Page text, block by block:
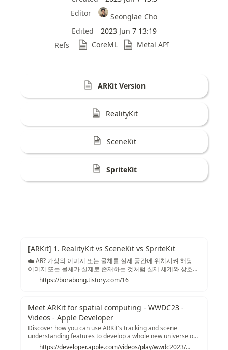
Editor
Seonglae Cho
Edited
2023 Jun 7 13:19
Refs
CoreML Metal API
ARKit Version
RealityKit
SceneKit
SpriteKit
[ARKit] 1. RealityKit vs SceneKit vs SpriteKit
☁️ AR? 가상의 이미지 또는 물체를 실제 공간에 위치시켜 해당
이미지 또는 물체가 실제로 존재하는 것처럼 실제 세계와 상호작
용할 수 있도록 하는 기술 🗣 iOS에서 AR 컨텐츠를 만들 수 있을
까? 💬 만들 수 있습니다 ! 그렇다면 프로젝트 세팅부터 해볼까
선택해주어야 합니다. Argumented Reality App을 선택하면 제
공되는 Content Technology로는 RealityKit, SceneKit, SpriteKit,
Metal 4가지가 있습니다. 이 중에 어떤 것을 Content
Technology로 선택해야 할지 감이 잘 오지 않는데요, ..
https://borabong.tistory.com/16
Meet ARKit for spatial computing - WWDC23 -
Videos - Apple Developer
Discover how you can use ARKit's tracking and scene
understanding features to develop a whole new universe of
immersive apps and games...
https://developer.apple.com/videos/play/wwdc2023/10082/